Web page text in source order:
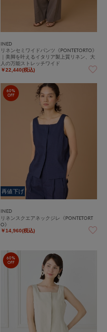
INED
リネンセミワイドパンツ《PONTETORTO》
｜美脚を叶えるイタリア製上質リネン、大
人の万能ストレッチワイド
￥22,440(税込)
60%
OFF
再値下げ
INED
リネンスクエアネックジレ《PONTETORT
O》
￥14,960(税込)
60%
OFF